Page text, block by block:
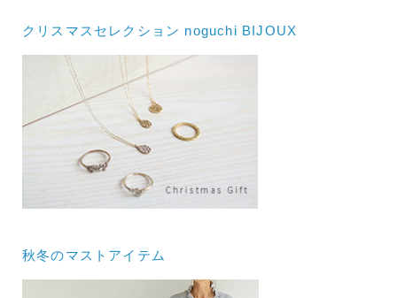
クリスマスセレクション noguchi BIJOUX
秋冬のマストアイテム